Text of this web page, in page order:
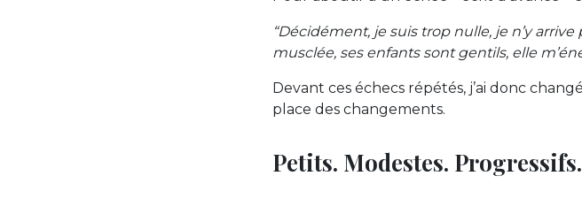
“Décidément, je suis trop nulle, je n’y
musclée, ses enfants sont gentils, elle
Devant ces échecs répétés, j’ai donc
place des changements.
Petits. Modestes. Progressifs.